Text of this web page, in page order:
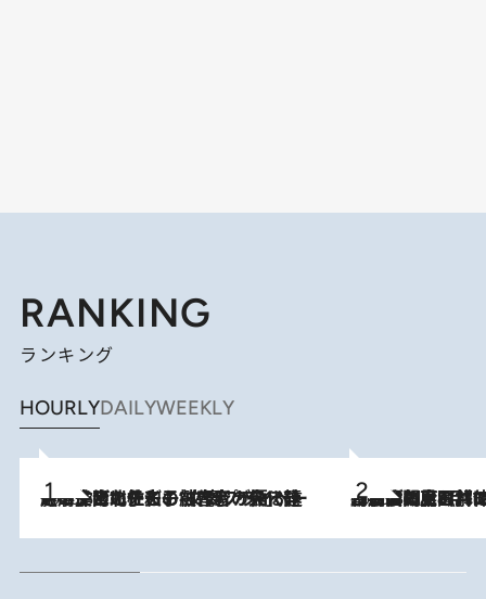
RANKING
ランキング
HOURLYDAILYWEEKLY
2026.8.3
《「文士の子ども被害者の会」発足！》阿川佐和子（72）が語る遠藤周作に北杜夫、劇作家・矢代静一の子どもたちの“文豪プライベート事件簿” 2026.8.8
「最後に見られてよかった」上野動物園の東園パンダ舎が解体前に特別公開。8月16日まで延長されたパネル展と共に辿る“半世紀”のパンダ飼育《解体工事の図面あり》